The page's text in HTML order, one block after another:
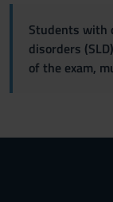
Students with
disorders
of the exam,